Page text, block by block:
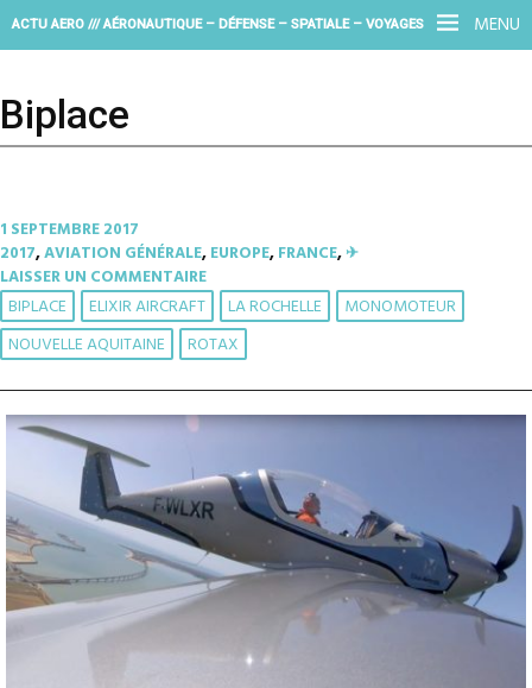
MENU
ACTU AERO /// AÉRONAUTIQUE – DÉFENSE – SPATIALE – VOYAGES
Biplace
1 SEPTEMBRE 2017
2017,AVIATION GÉNÉRALE,EUROPE,FRANCE,✈︎
LAISSER UN COMMENTAIRE
BIPLACE ELIXIR AIRCRAFT LA ROCHELLE
MONOMOTEUR
NOUVELLE AQUITAINE
ROTAX